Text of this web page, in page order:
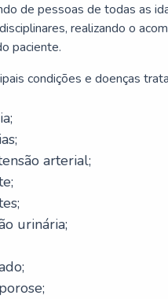
de pessoas de todas as
realizando o
paciente.
condições e doenças
arterial;
urinária;